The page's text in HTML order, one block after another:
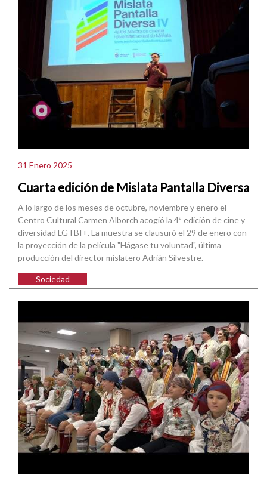
31 Enero 2025
Cuarta edición de Mislata Pantalla Diversa
A lo largo de los meses de octubre, noviembre y enero el
Centro Cultural Carmen Alborch acogió la 4ª edición de cine y
diversidad LGTBI+. La muestra se clausuró el 29 de enero con
la proyección de la película "Hágase tu voluntad", última
producción del director mislatero Adrián Silvestre.
Sociedad